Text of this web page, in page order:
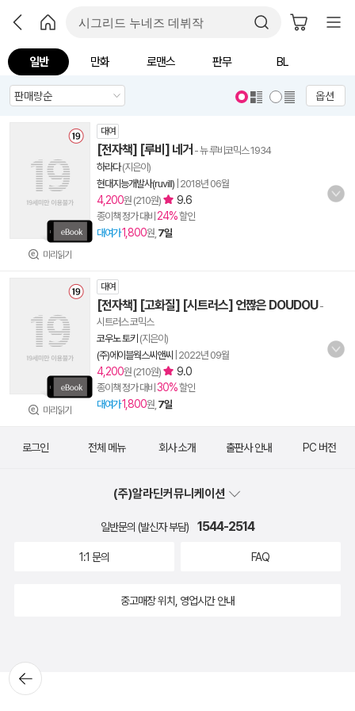
일반 만화 로맨스 판무 BL
옵션
미리읽기
대여
[전자책] [루비] 네거 - 뉴 루비코믹스 1934
하라다(지은이)
현대지능개발사(ruvill) 2018년 06월
4,200원 (210원) 9.6
종이책 정가 대비 24%할인
대여가1,800원, 7일
미리읽기
대여
[전자책] [고화질] [시트러스] 언짢은 DOUDOU-
시트러스 코믹스
코우노 토키 (지은이)
(주)에이블웍스씨앤씨
2022년 09월
4,200원 (210원) 9.0
종이책 정가 대비 30%할인
대여가1,800원, 7일
뒤로가
기
로그인 전체 메뉴 회사 소개 출판사 안내 PC 버전
(주)알라딘커뮤니케이션
일반문의 (발신자 부담) 1544-2514
1:1 문의 FAQ
중고매장 위치, 영업시간 안내